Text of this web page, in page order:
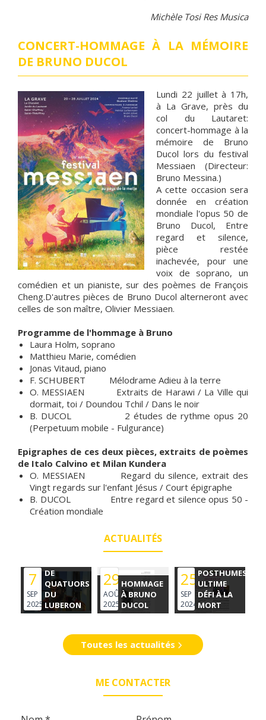
Michèle Tosi Res Musica
CONCERT-HOMMAGE À LA MÉMOIRE
DE BRUNO DUCOL
Lundi 22 juillet à 17h,
à La Grave, près du
col du Lautaret:
concert-hommage à la
mémoire de Bruno
Ducol lors du festival
Messiaen (Directeur:
Bruno Messina.)
A cette occasion sera
donnée en création
mondiale l'opus 50 de
Bruno Ducol, Entre
regard et silence,
pièce restée
inachevée, pour une
voix de soprano, un
comédien et un pianiste, sur des poèmes de François
Cheng.D'autres pièces de Bruno Ducol alterneront avec
celles de son maître, Olivier Messiaen.
Programme de l'hommage à Bruno
Laura Holm, soprano
Matthieu Marie, comédien
Jonas Vitaud, piano
F. SCHUBERT Mélodrame Adieu à la terre
O. MESSIAEN Extraits de Harawi / La Ville qui
dormait, toi / Doundou Tchil / Dans le noir
B. DUCOL 2 études de rythme opus 20
(Perpetuum mobile - Fulgurance)
Epigraphes de ces deux pièces, extraits de poèmes
de Italo Calvino et Milan Kundera
O. MESSIAEN Regard du silence, extrait des
Vingt regards sur l'enfant Jésus / Court épigraphe
B. DUCOL Entre regard et silence opus 50 -
Création mondiale
ACTUALITÉS
DE
QUATUORS
DU
LUBERON
7
SEP
2025
HOMMAGE
À BRUNO
DUCOL
29
AOÛ
2025
POSTHUMES,
ULTIME
DÉFI À LA
MORT
25
SEP
2024
Toutes les actualités
ME CONTACTER